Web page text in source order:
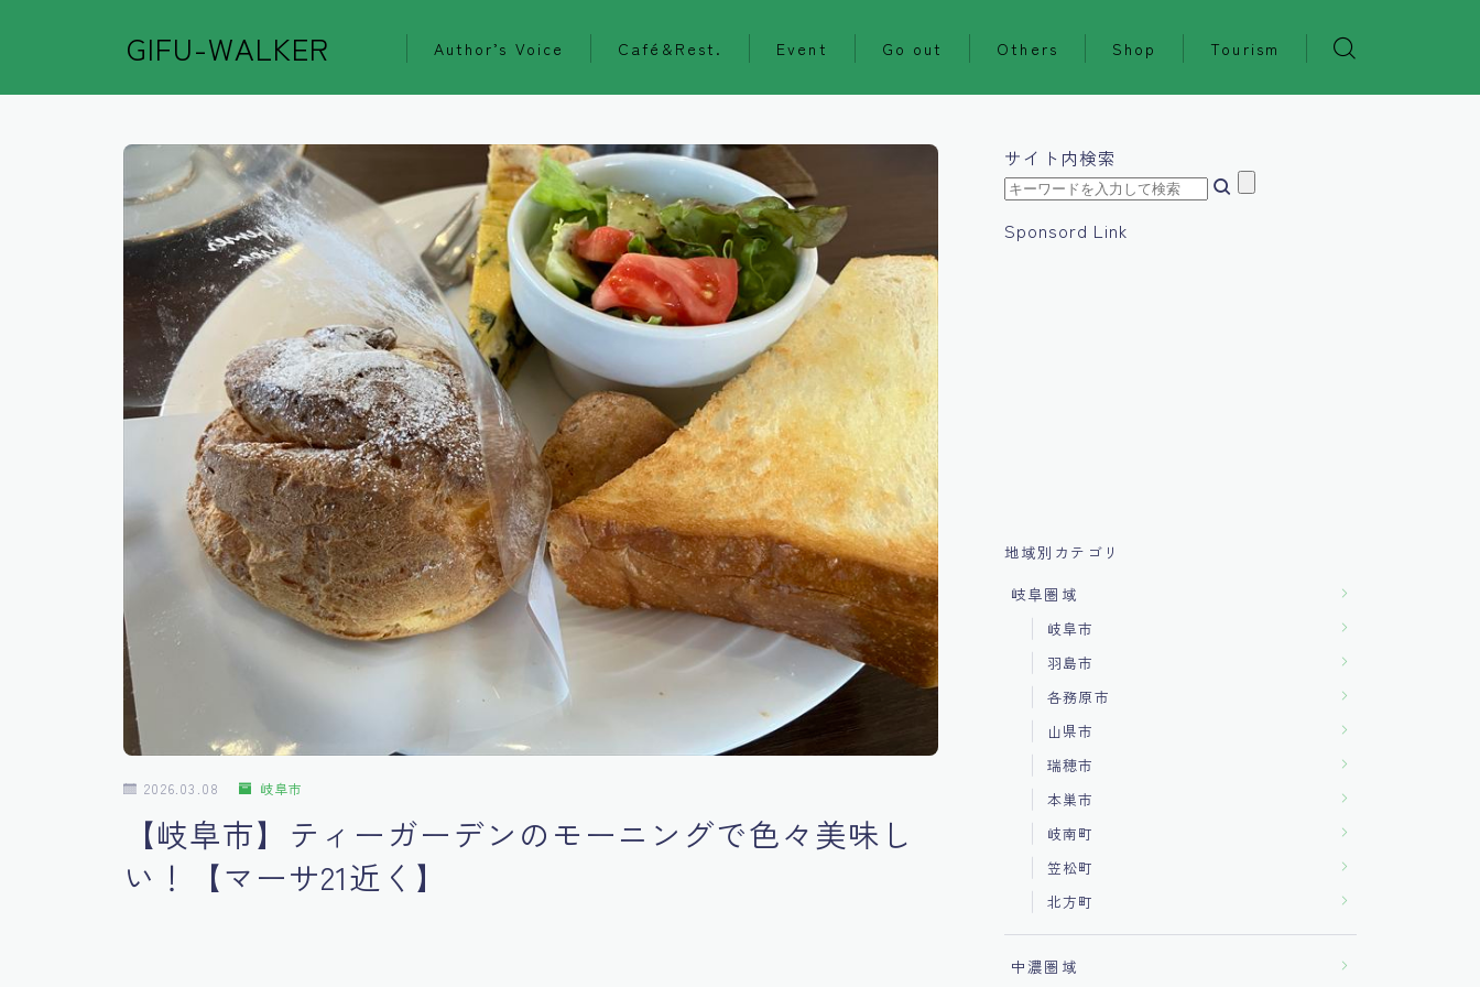
GIFU-WALKER Author’s Voice Café&Rest. Event Go out Others Shop Tourism
2026.03.08 岐阜市
【岐阜市】ティーガーデンのモーニングで色々美味し
い！【マーサ21近く】
サイト内検索
Sponsord Link
地域別カテゴリ
岐阜圏域
岐阜市
羽島市
各務原市
山県市
瑞穂市
本巣市
岐南町
笠松町
北方町
中濃圏域